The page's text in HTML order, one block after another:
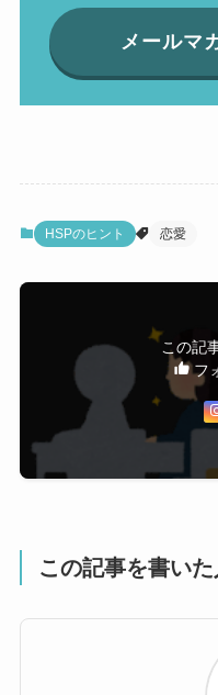
メールマ
HSPのヒント 恋愛
この記
フ
この記事を書いた